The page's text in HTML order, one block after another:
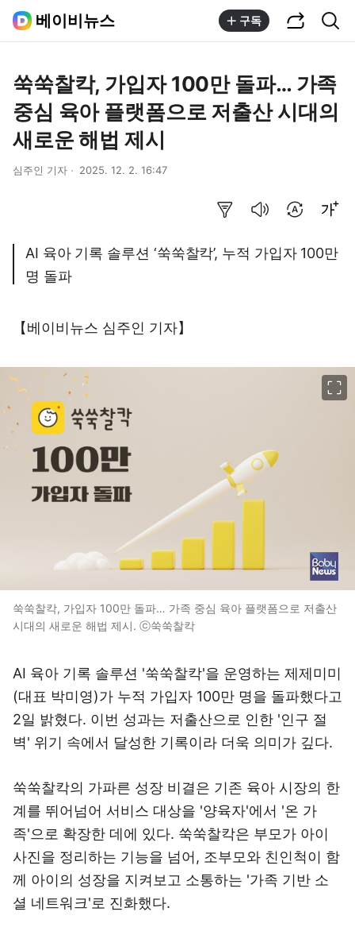
베이비뉴스 구독
쑥쑥찰칵, 가입자 100만 돌파… 가족
중심 육아 플랫폼으로 저출산 시대의
새로운 해법 제시
심주인 기자 2025. 12. 2. 16:47
AI 육아 기록 솔루션 ‘쑥쑥찰칵’, 누적 가입자 100만
명 돌파
【베이비뉴스 심주인 기자】
쑥쑥찰칵, 가입자 100만 돌파… 가족 중심 육아 플랫폼으로 저출산
시대의 새로운 해법 제시. ⓒ쑥쑥찰칵
AI 육아 기록 솔루션 '쑥쑥찰칵'을 운영하는 제제미미
(대표 박미영)가 누적 가입자 100만 명을 돌파했다고
2일 밝혔다. 이번 성과는 저출산으로 인한 '인구 절
벽' 위기 속에서 달성한 기록이라 더욱 의미가 깊다.
쑥쑥찰칵의 가파른 성장 비결은 기존 육아 시장의 한
계를 뛰어넘어 서비스 대상을 '양육자'에서 '온 가
족'으로 확장한 데에 있다. 쑥쑥찰칵은 부모가 아이
사진을 정리하는 기능을 넘어, 조부모와 친인척이 함
께 아이의 성장을 지켜보고 소통하는 '가족 기반 소
셜 네트워크'로 진화했다.